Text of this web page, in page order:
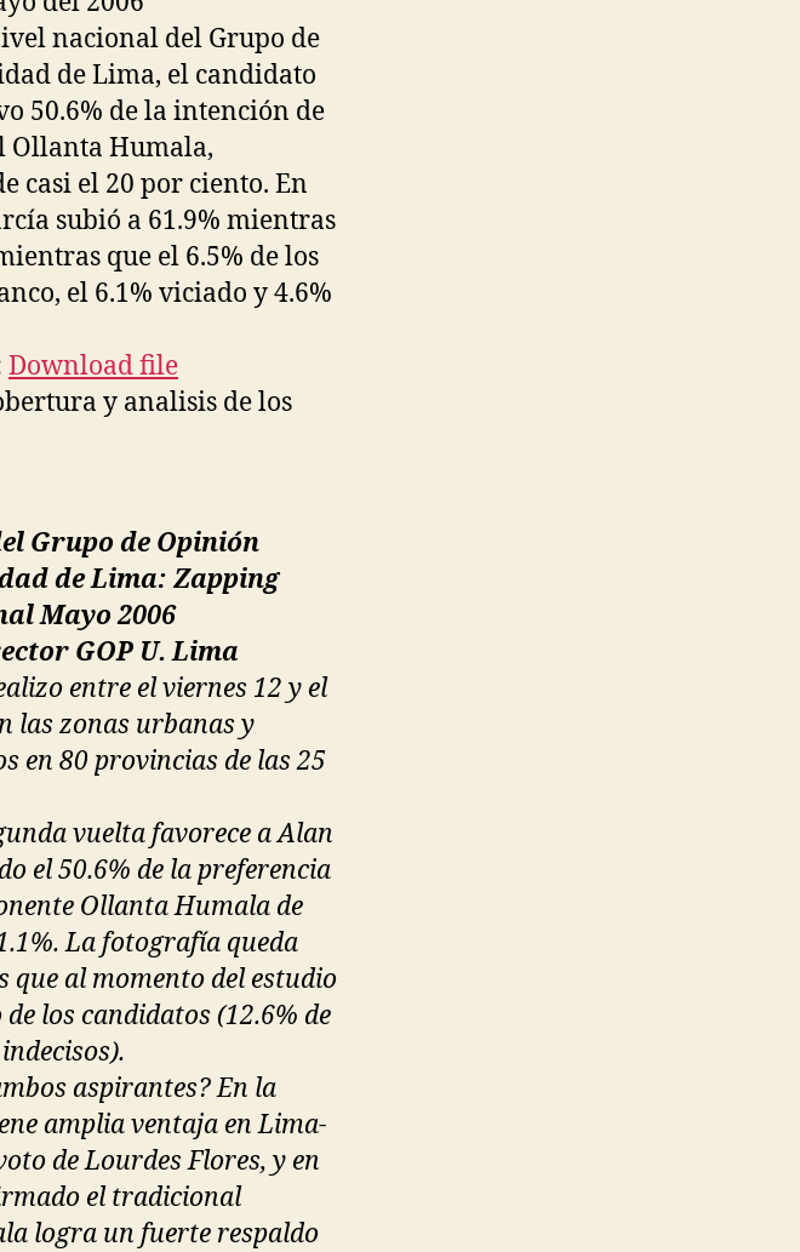
mantiene
ventaja
sobre
Humala
nacional del Grupo de
de Lima, el candidato
50.6% de la intención de
Ollanta Humala,
casi el 20 por ciento. En
subió a 61.9% mientras
que el 6.5% de los
el 6.1% viciado y 4.6%
Download file
y analisis de los
Grupo de Opinión
de Lima: Zapping
Mayo 2006
GOP U. Lima
entre el viernes 12 y el
las zonas urbanas y
en 80 provincias de las 25
vuelta favorece a Alan
el 50.6% de la preferencia
Ollanta Humala de
La fotografía queda
que al momento del estudio
los candidatos (12.6% de
aspirantes? En la
amplia ventaja en Lima-
de Lourdes Flores, y en
el tradicional
logra un fuerte respaldo